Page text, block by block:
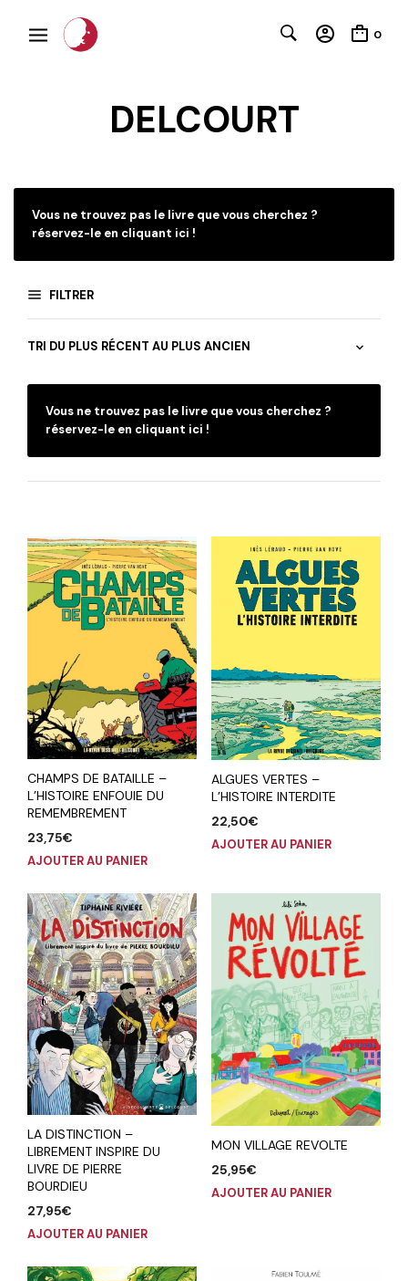
0
DELCOURT
Vous ne trouvez pas le livre que vous cherchez ?
réservez-le en cliquant ici !
FILTRER
Vous ne trouvez pas le livre que vous cherchez ?
réservez-le en cliquant ici !
CHAMPS DE BATAILLE –
L’HISTOIRE ENFOUIE DU
REMEMBREMENT
23,75€
AJOUTER AU PANIER
ALGUES VERTES –
L’HISTOIRE INTERDITE
22,50€
AJOUTER AU PANIER
LA DISTINCTION –
LIBREMENT INSPIRE DU
LIVRE DE PIERRE
BOURDIEU
27,95€
AJOUTER AU PANIER
MON VILLAGE REVOLTE
25,95€
AJOUTER AU PANIER